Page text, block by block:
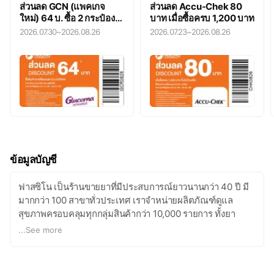
ส่วนลด GCN (แพคเกจ
ใหม่) 64 บ. ซื้อ 2 กระป๋อง
คละได้ทุกรสชาติ
2026.07.30~2026.08.26
ส่วนลด Accu-Chek 80
บาท เมื่อซื้อครบ 1,200 บาท
2026.07.23~2026.08.26
ข้อมูลบัญชี
ฟาสซิโน เป็นร้านขายยาที่มีประสบการณ์ยาวนานกว่า 40 ปี มี
มากกว่า 100 สาขาทั่วประเทศ เราจำหน่ายผลิตภัณฑ์ดูแล
สุขภาพครอบคลุมทุกกลุ่มสินค้ากว่า 10,000 รายการ ทั้งยา
ผลิตภัณฑ์เสริมอาหาร เวชสำอาง อุปกรณ์การแพทย์ อุปกรณ์
...See more